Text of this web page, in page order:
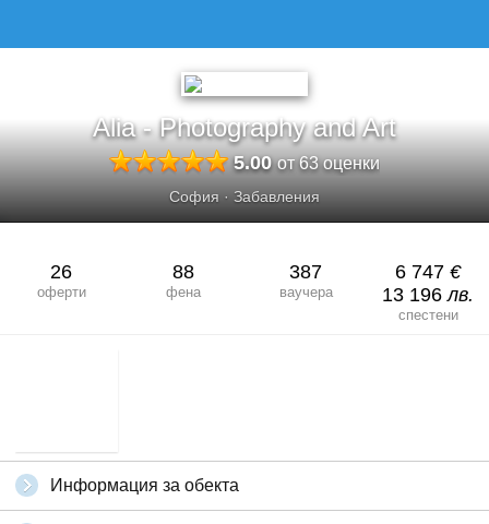
Alia - Photography and Art
5.00от 63 оценки
София · Забавления
26
оферти
88
фена
387
ваучера
6 747 €
13 196лв.
спестени
Информация за обекта